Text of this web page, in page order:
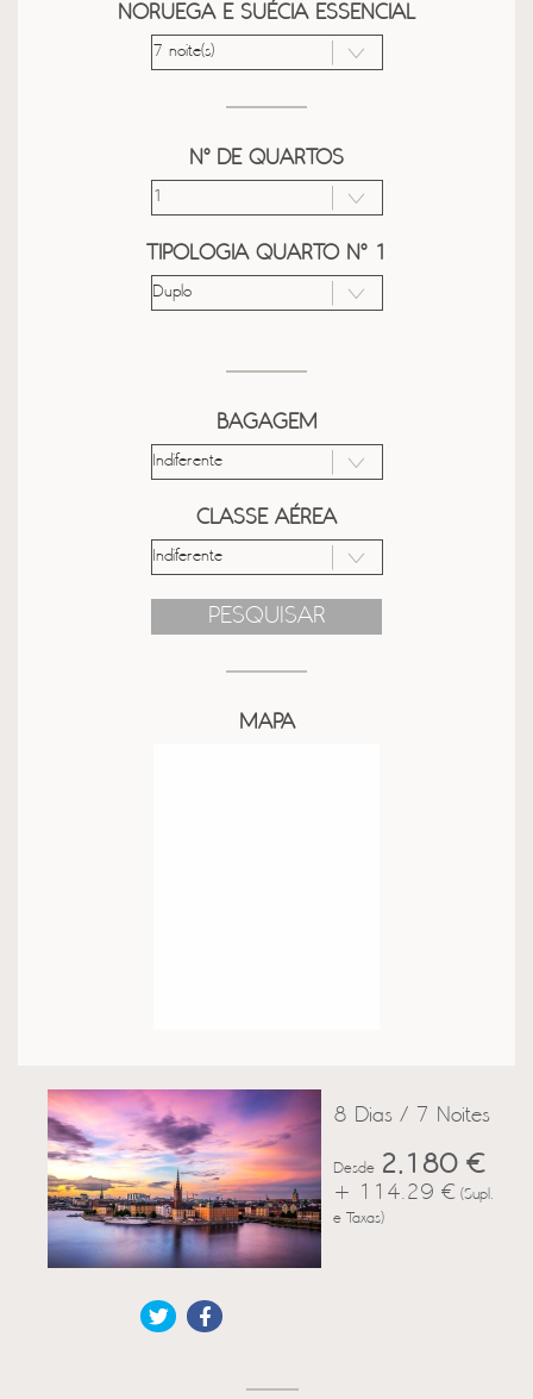
NORUEGA E SUÉCIA ESSENCIAL
Nº DE QUARTOS
TIPOLOGIA QUARTO Nº 1
BAGAGEM
CLASSE AÉREA
PESQUISAR
MAPA
8 Dias / 7 Noites
Desde 2,180 €
+ 114.29 € (Supl.
e Taxas)